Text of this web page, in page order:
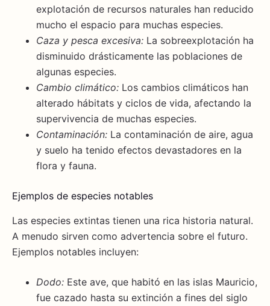
explotación de recursos naturales han reducido
mucho el espacio para muchas especies.
Caza y pesca excesiva: La sobreexplotación ha
disminuido drásticamente las poblaciones de
algunas especies.
Cambio climático: Los cambios climáticos han
alterado hábitats y ciclos de vida, afectando la
supervivencia de muchas especies.
Contaminación: La contaminación de aire, agua
y suelo ha tenido efectos devastadores en la
flora y fauna.
Ejemplos de especies notables
Las especies extintas tienen una rica historia natural.
A menudo sirven como advertencia sobre el futuro.
Ejemplos notables incluyen:
Dodo: Este ave, que habitó en las islas Mauricio,
fue cazado hasta su extinción a fines del siglo